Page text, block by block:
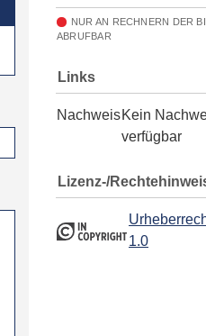
NUR AN RECHNERN DER
ABRUFBAR
Links
NachweisKein
verfügbar
Lizenz-/
1.0